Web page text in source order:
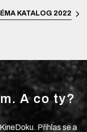
KATALOG 2022
A co ty?
Přihlas se a